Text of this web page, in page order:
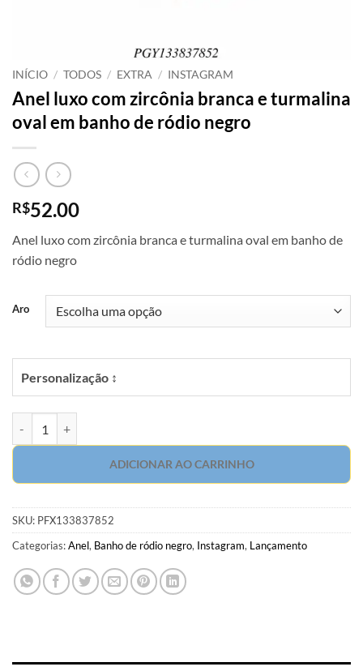
INÍCIO / TODOS / EXTRA / INSTAGRAM
Anel luxo com zircônia branca e turmalina
oval em banho de ródio negro
R$52.00
Anel luxo com zircônia branca e turmalina oval em banho de
ródio negro
Aro
Personalização ↕
ADICIONAR AO CARRINHO
SKU: PFX133837852
Categorias:Anel, Banho de ródio negro, Instagram, Lançamento